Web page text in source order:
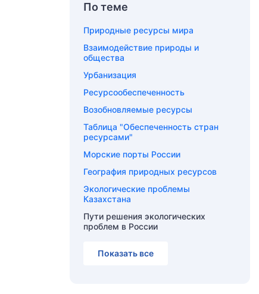
По теме
Природные ресурсы мира
Взаимодействие природы и
общества
Урбанизация
Ресурсообеспеченность
Возобновляемые ресурсы
Таблица "Обеспеченность стран
ресурсами"
Морские порты России
География природных ресурсов
Экологические проблемы
Казахстана
Пути решения экологических
проблем в России
Показать все